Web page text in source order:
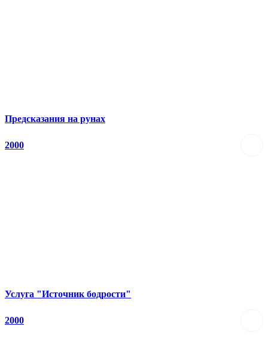
Предсказания на рунах
2000
Услуга "Источник бодрости"
2000